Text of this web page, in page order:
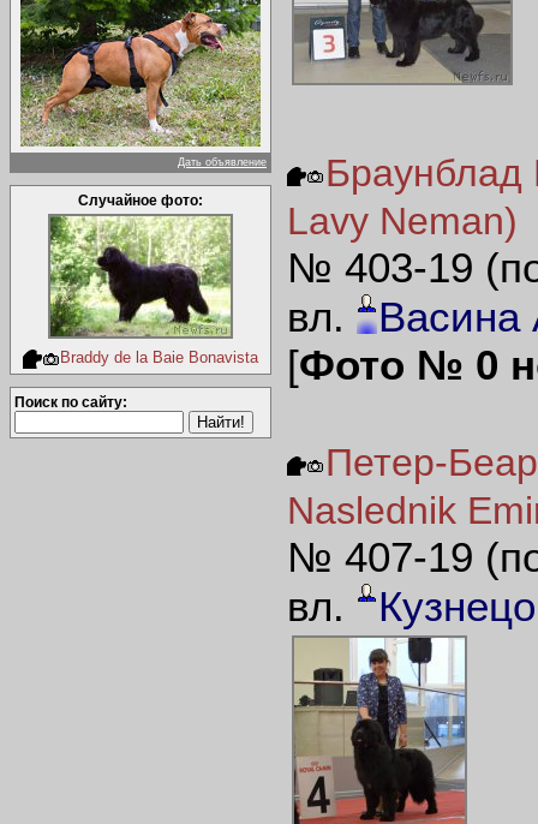
Дать объявление
Случайное фото:
Braddy de la Baie Bonavista
Поиск по сайту:
Браунблад
Lavy Neman)
№ 403-19
вл.
Васина
[Фото № 0
Петер-
Naslednik
№ 407-19
вл.